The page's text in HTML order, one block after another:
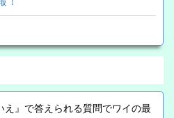
え』で答えられる質問でワイの最